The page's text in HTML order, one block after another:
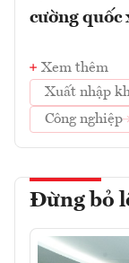
cường quốc
Xem thêm
Xuất nhập
Công nghiệp
Đừng bỏ